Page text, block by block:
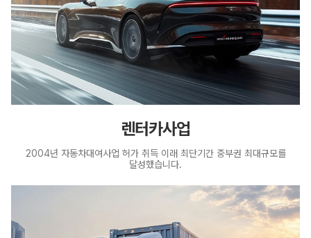
렌터카사업
2004년 자동차대여사업 허가 취득 이래 최단기간 중부권 최대규모를
달성했습니다.